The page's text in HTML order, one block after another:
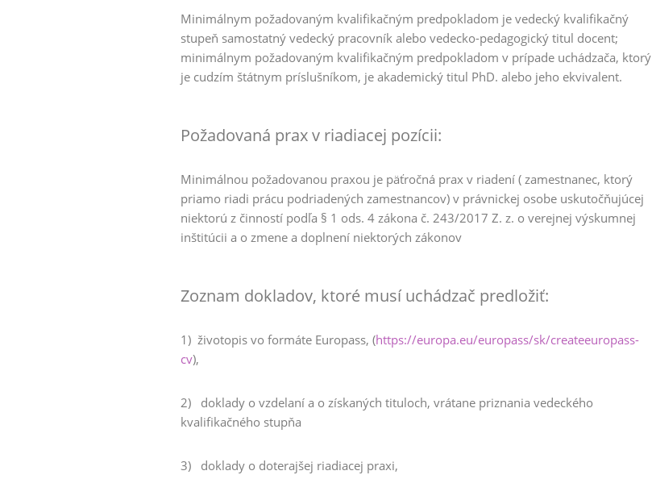
Minimálnym požadovaným kvalifikačným predpokladom je vedecký kvalifikačný
stupeň samostatný vedecký pracovník alebo vedecko-pedagogický titul docent;
minimálnym požadovaným kvalifikačným predpokladom v prípade uchádzača, ktorý
je cudzím štátnym príslušníkom, je akademický titul PhD. alebo jeho ekvivalent.
Požadovaná prax v riadiacej pozícii:
Minimálnou požadovanou praxou je päťročná prax v riadení ( zamestnanec, ktorý
priamo riadi prácu podriadených zamestnancov) v právnickej osobe uskutočňujúcej
niektorú z činností podľa § 1 ods. 4 zákona č. 243/2017 Z. z. o verejnej výskumnej
inštitúcii a o zmene a doplnení niektorých zákonov
Zoznam dokladov, ktoré musí uchádzač predložiť:
1) životopis vo formáte Europass, (https://europa.eu/europass/sk/createeuropass-
cv),
2)
doklady o vzdelaní a o získaných tituloch, vrátane priznania vedeckého
kvalifikačného stupňa
3) doklady o doterajšej riadiacej praxi,